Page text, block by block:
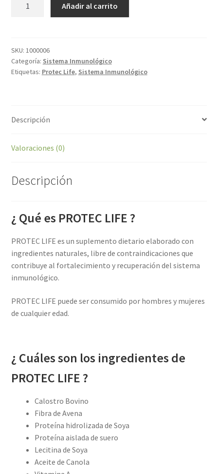
Añadir al carrito
SKU: 1000006
Categoría: Sistema Inmunológico
Etiquetas: Protec Life, Sistema Inmunológico
Descripción
Valoraciones (0)
Descripción
¿ Qué es PROTEC LIFE ?
PROTEC LIFE es un suplemento dietario elaborado con
ingredientes naturales, libre de contraindicaciones que
contribuye al fortalecimiento y recuperación del sistema
inmunológico.
PROTEC LIFE puede ser consumido por hombres y mujeres
de cualquier edad.
¿ Cuáles son los ingredientes de
PROTEC LIFE ?
Calostro Bovino
Fibra de Avena
Proteína hidrolizada de Soya
Proteína aislada de suero
Lecitina de Soya
Aceite de Canola